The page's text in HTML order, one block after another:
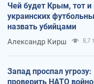
Чей будет Крым, тот и
украинских
назвать убийцами
Александр Кирш 8,7
Запад проспал
проверить НАТО